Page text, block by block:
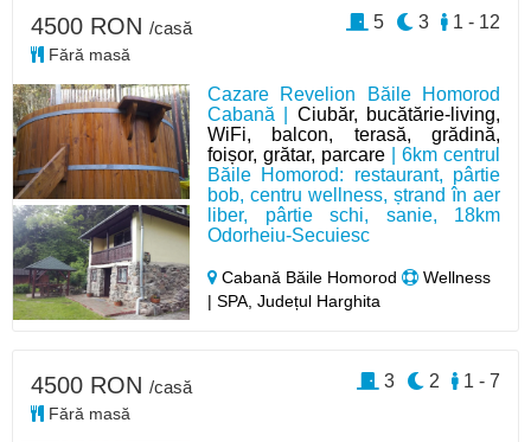
Cazare Revelion Băile Homorod
Cabană | Ciubăr, bucătărie-living,
WiFi, balcon, terasă, grădină,
foișor, grătar, parcare | 6km centrul
Băile Homorod: restaurant, pârtie
bob, centru wellness, ștrand în aer
liber, pârtie schi, sanie, 18km
Odorheiu-Secuiesc
Cabană Băile Homorod
Wellness
| SPA, Județul Harghita
4500 RON /casă
Fără masă
1 - 12
3
5
4500 RON /casă
Fără masă
1 - 7
2
3